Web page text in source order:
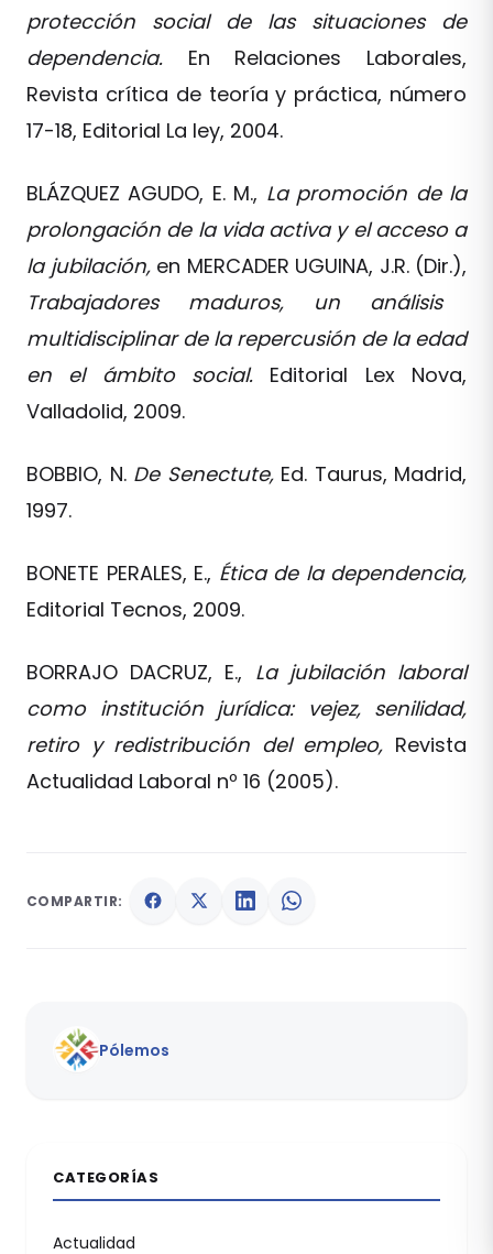
protección social de las situaciones de
dependencia. En Relaciones Laborales,
Revista crítica de teoría y práctica, número
17-18, Editorial La ley, 2004.
BLÁZQUEZ AGUDO, E. M., La promoción de la
prolongación de la vida activa y el acceso a
la jubilación, en MERCADER UGUINA, J.R. (Dir.),
Trabajadores maduros, un análisis
multidisciplinar de la repercusión de la edad
en el ámbito social. Editorial Lex Nova,
Valladolid, 2009.
BOBBIO, N. De Senectute, Ed. Taurus, Madrid,
1997.
BONETE PERALES, E., Ética de la dependencia,
Editorial Tecnos, 2009.
BORRAJO DACRUZ, E., La jubilación laboral
como institución jurídica: vejez, senilidad,
retiro y redistribución del empleo, Revista
Actualidad Laboral nº 16 (2005).
COMPARTIR:
Pólemos
CATEGORÍAS
Actualidad